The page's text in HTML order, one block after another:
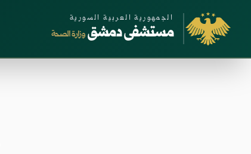
الجمهورية العربية السورية
مستشفى دمشق وزارة الصحة